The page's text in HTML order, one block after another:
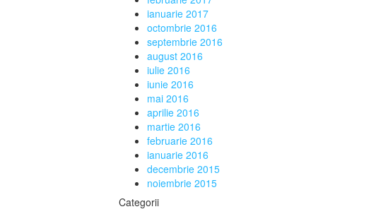
ianuarie 2017
octombrie 2016
septembrie 2016
august 2016
iulie 2016
iunie 2016
mai 2016
aprilie 2016
martie 2016
februarie 2016
ianuarie 2016
decembrie 2015
noiembrie 2015
Categorii